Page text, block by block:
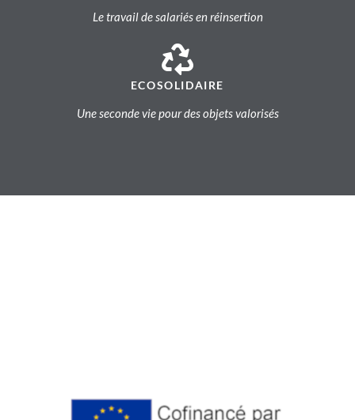
Le travail de salariés en réinsertion
ECOSOLIDAIRE
Une seconde vie pour des objets valorisés